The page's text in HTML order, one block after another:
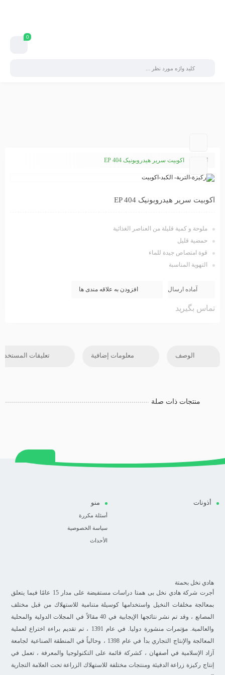
0
الكل اکوبیت سریر هیدروبونیک EP 404
اکوبیت سریر هیدروبونیک EP 404
ملوحة و کمیة قلیلة من العناصر الغذائیة
حمضیة قلیل
قوة امتصاص جیدة للماء
التهویة المناسبة
آماده ارسال افزودن به علاقه مندی ها
تماس بگیرید
الوصف معلومات إضافية تعليقات المستخدم
منتجات ذات صلة
أذونات منو
أسئلة مكررة
سياسة الخصوصية
الأحداث
هادي نخل بحمتة
أجرت شركة هادي نخل بی همتا دراسات مستفيضة على مدار 15 عامًا فيما يتعلق
بمعالجة مخلفات النخيل واستخدامها كوسيلة متنامية للاستهلاك من قبل مختلف
المصانع ، وقد تم نشر نتائجها الإيجابية في 40 مقالاً في المجلات الدولية والمحلية
والعالمية. مؤتمرات منشورة دوليا. في عام 1391 ، تم تقديم براءة اختراع لعملية
المعالجة والإنتاج التجاري بدأ في عام 1398 ، وحالياً في المنطقة الصناعية لجامعة
آزاد الإسلامية في أصفهان ، كشركة قائمة على التكنولوجيا والمعرفة ، تعمل في
إنتاج ركيزة زراعة الدفيئة ومنتجات مختلفة للاستهلاك الزراعة تحت العلامة التجارية